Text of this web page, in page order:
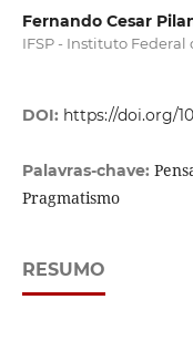
Fernando Cesar
IFSP - Instituto Federal
DOI: https://doi.org/
Palavras-chave:
Pragmatismo
RESUMO